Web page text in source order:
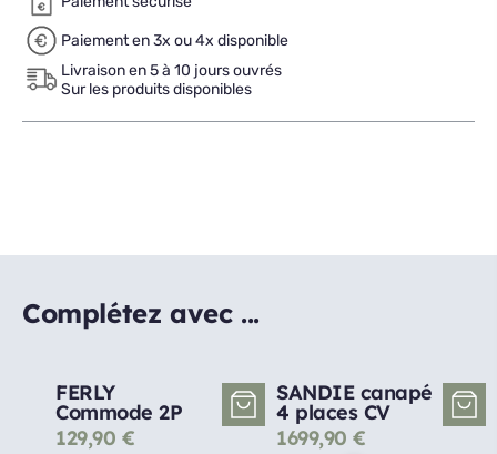
Paiement en 3x ou 4x disponible
Livraison en 5 à 10 jours ouvrés
Sur les produits disponibles
Complétez avec ...
FERLY
Commode 2P
129,90 €
SANDIE canapé
4 places CV
1699,90 €